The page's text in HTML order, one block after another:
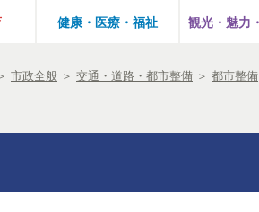
健康・医療・ 福祉 観光・魅力・
市政全般 ＞ 交通・道路・都市整備 ＞ 都市整備